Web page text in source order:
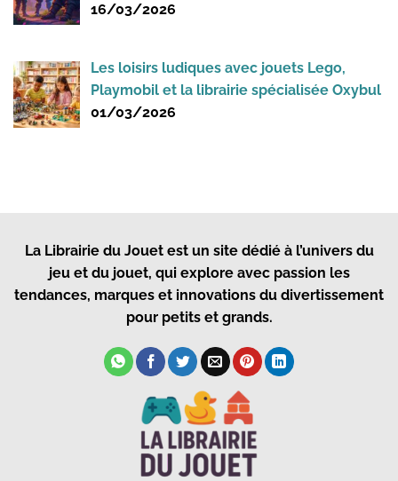
16/03/2026
Les loisirs ludiques avec jouets Lego,
Playmobil et la librairie spécialisée Oxybul
01/03/2026
La Librairie du Jouetest un site dédié à l’univers du
jeu et du jouet, qui explore avec passion les
tendances, marques et innovations du divertissement
pour petits et grands.